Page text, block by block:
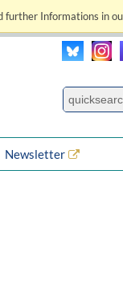
further Informations in
Newsletter